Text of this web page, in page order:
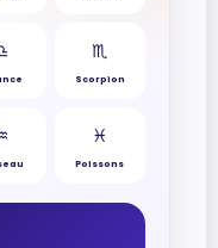
♏︎
Scorpion
♓︎
Poissons